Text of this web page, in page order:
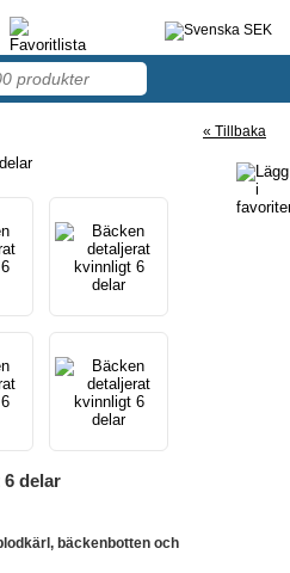
58
« Tillbaka
delar
bäckenbotten och